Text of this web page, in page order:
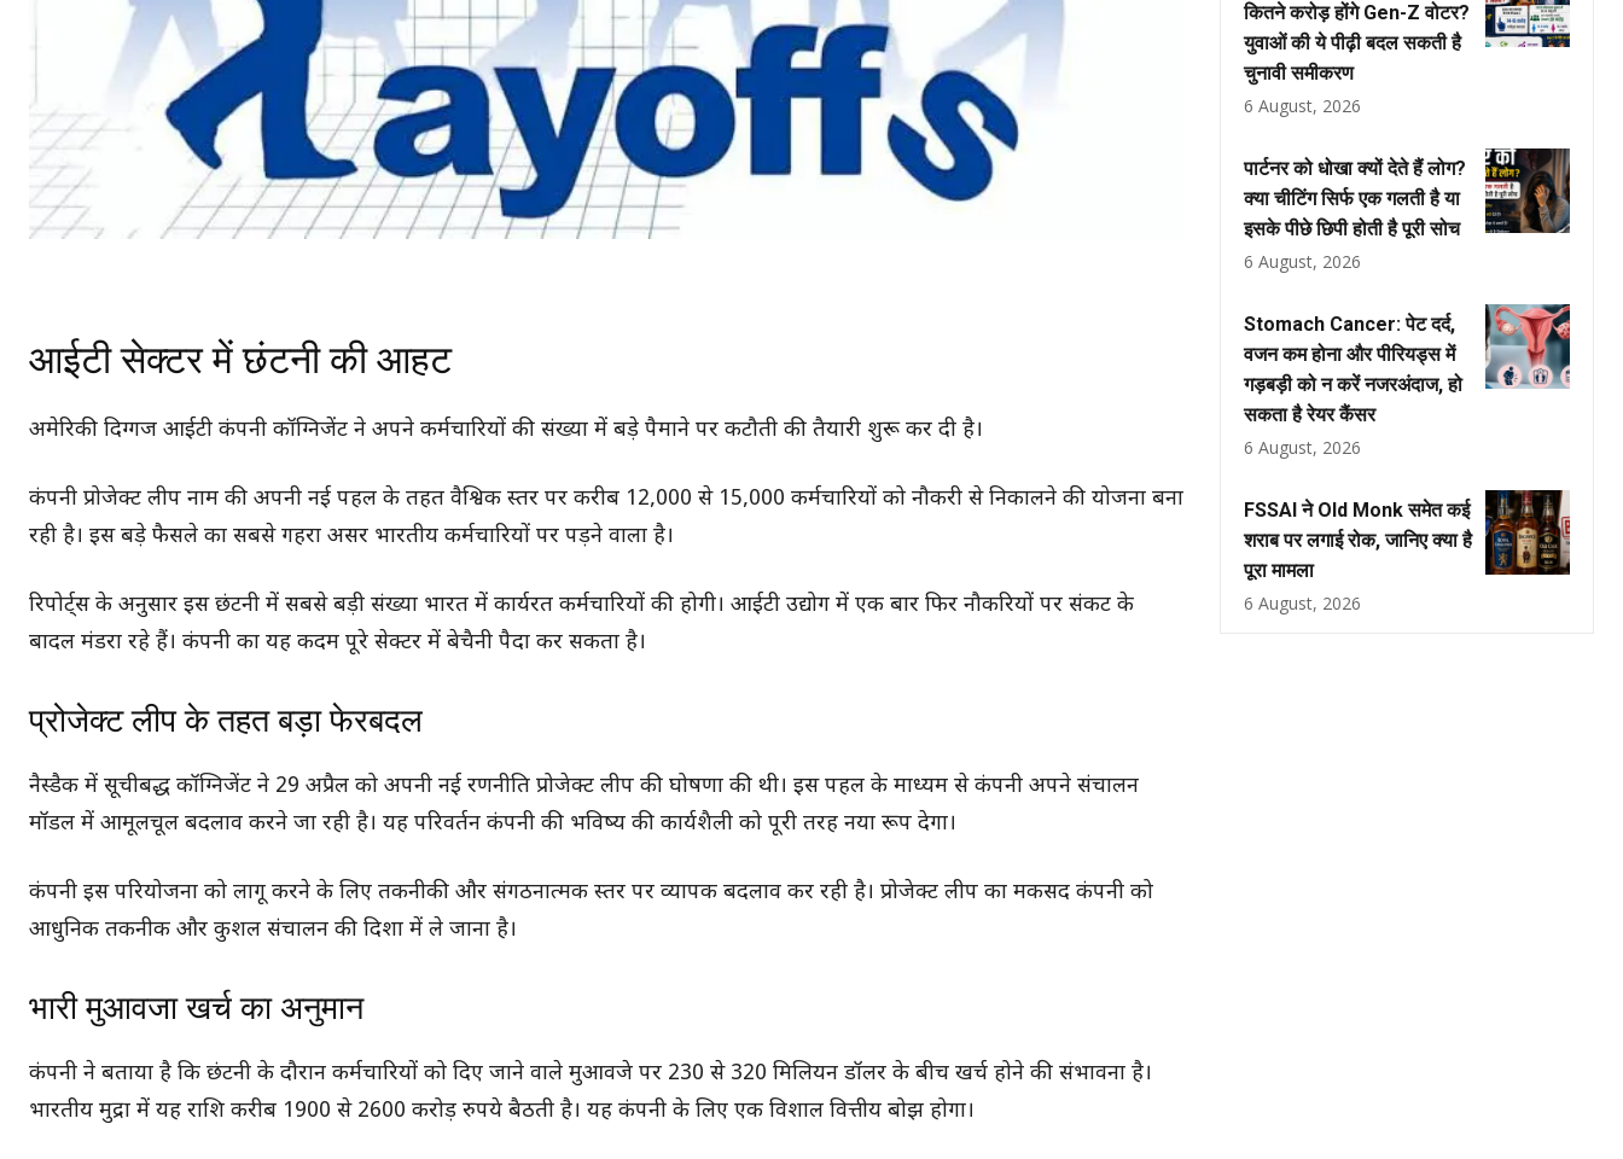
आईटी सेक्टर में छंटनी की आहट
अमेरिकी दिग्गज आईटी कंपनी कॉग्निजेंट ने अपने कर्मचारियों की संख्या में बड़े पैमाने पर कटौती की तैयारी शुरू कर दी है।
कंपनी प्रोजेक्ट लीप नाम की अपनी नई पहल के तहत वैश्विक स्तर पर करीब 12,000 से 15,000 कर्मचारियों को नौकरी से निकालने की योजना बना
रही है। इस बड़े फैसले का सबसे गहरा असर भारतीय कर्मचारियों पर पड़ने वाला है।
रिपोर्ट्स के अनुसार इस छंटनी में सबसे बड़ी संख्या भारत में कार्यरत कर्मचारियों की होगी। आईटी उद्योग में एक बार फिर नौकरियों पर संकट के
बादल मंडरा रहे हैं। कंपनी का यह कदम पूरे सेक्टर में बेचैनी पैदा कर सकता है।
प्रोजेक्ट लीप के तहत बड़ा फेरबदल
नैस्डैक में सूचीबद्ध कॉग्निजेंट ने 29 अप्रैल को अपनी नई रणनीति प्रोजेक्ट लीप की घोषणा की थी। इस पहल के माध्यम से कंपनी अपने संचालन
मॉडल में आमूलचूल बदलाव करने जा रही है। यह परिवर्तन कंपनी की भविष्य की कार्यशैली को पूरी तरह नया रूप देगा।
कंपनी इस परियोजना को लागू करने के लिए तकनीकी और संगठनात्मक स्तर पर व्यापक बदलाव कर रही है। प्रोजेक्ट लीप का मकसद कंपनी को
आधुनिक तकनीक और कुशल संचालन की दिशा में ले जाना है।
भारी मुआवजा खर्च का अनुमान
कंपनी ने बताया है कि छंटनी के दौरान कर्मचारियों को दिए जाने वाले मुआवजे पर 230 से 320 मिलियन डॉलर के बीच खर्च होने की संभावना है।
भारतीय मुद्रा में यह राशि करीब 1900 से 2600 करोड़ रुपये बैठती है। यह कंपनी के लिए एक विशाल वित्तीय बोझ होगा।
कितने करोड़ होंगे Gen-Z वोटर?
युवाओं की ये पीढ़ी बदल सकती है
चुनावी समीकरण
6 August, 2026
पार्टनर को धोखा क्यों देते हैं लोग?
क्या चीटिंग सिर्फ एक गलती है या
इसके पीछे छिपी होती है पूरी सोच
6 August, 2026
Stomach Cancer: पेट दर्द,
वजन कम होना और पीरियड्स में
गड़बड़ी को न करें नजरअंदाज, हो
सकता है रेयर कैंसर
6 August, 2026
FSSAI ने Old Monk समेत कई
शराब पर लगाई रोक, जानिए क्या है
पूरा मामला
6 August, 2026